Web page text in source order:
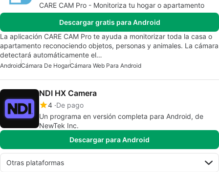
CARE CAM Pro - Monitoriza tu hogar o apartamento
Descargar gratis para Android
La aplicación CARE CAM Pro te ayuda a monitorizar toda la casa o
apartamento reconociendo objetos, personas y animales. La cámara
detectará automáticamente el…
AndroidCámara De HogarCámara Web Para Android
NDI HX Camera
4 De pago
Un programa en versión completa para Android, de
NewTek Inc.
Descargar para Android
Otras plataformas